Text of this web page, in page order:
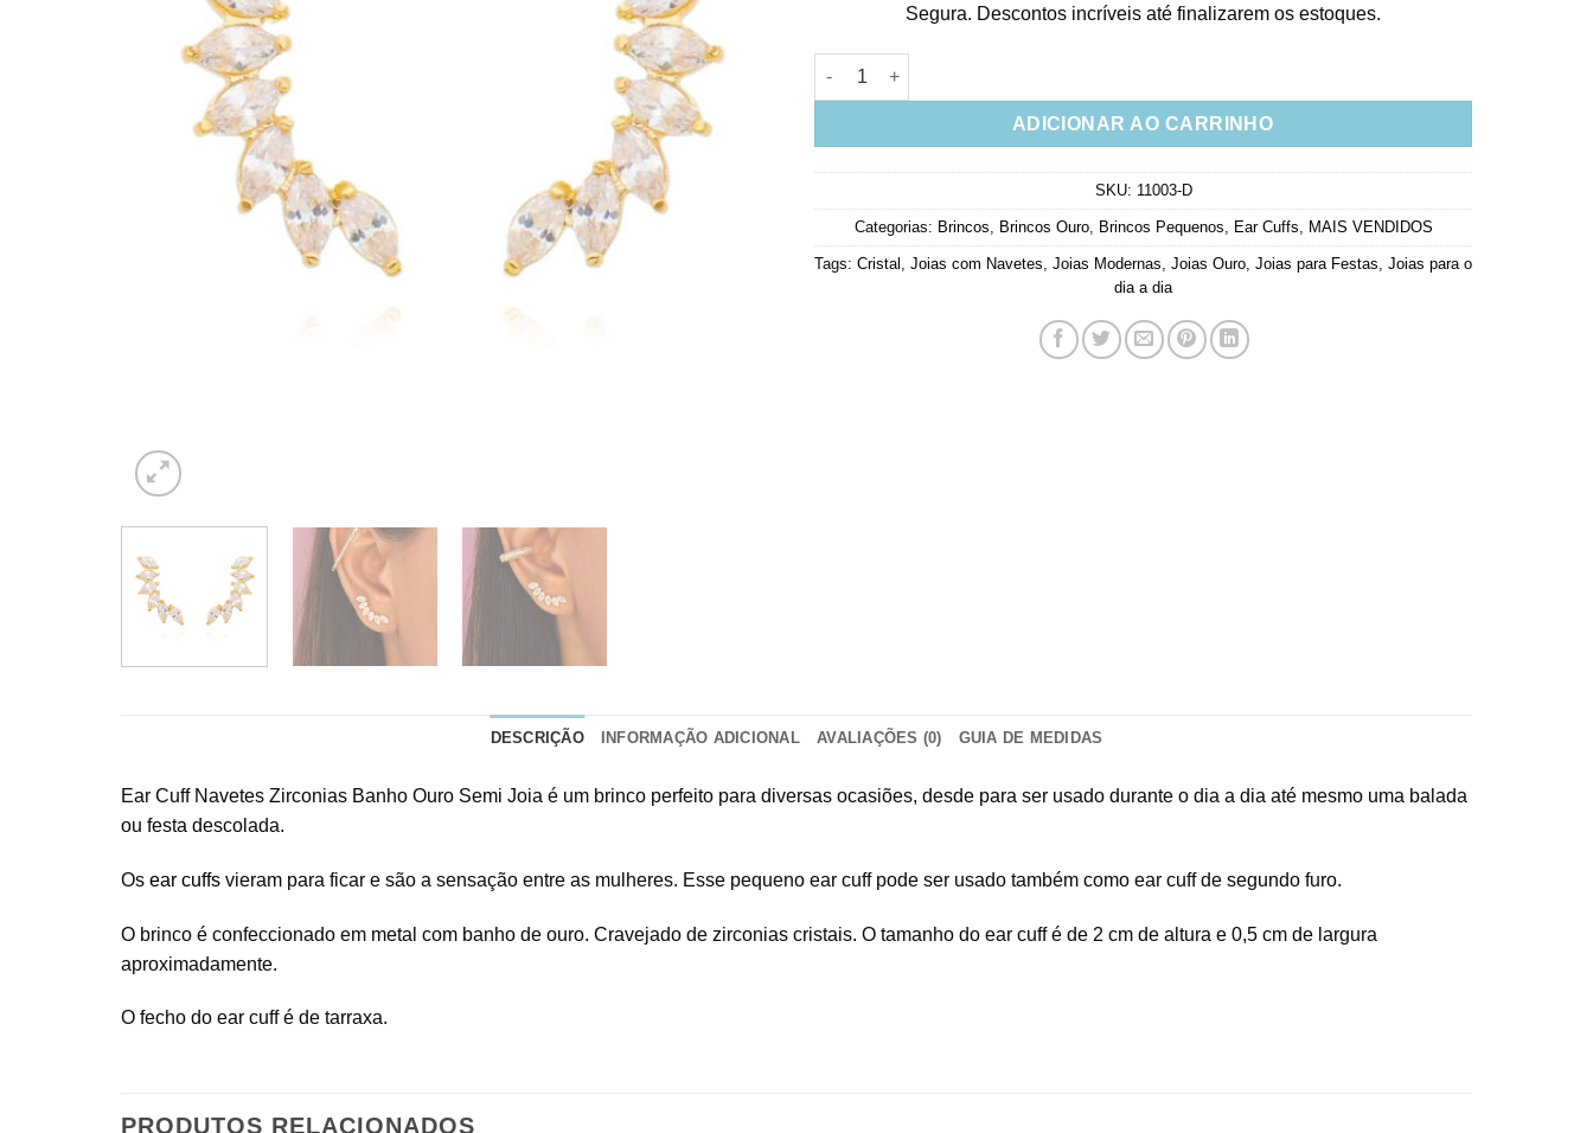
Segura. Descontos incríveis até finalizarem os estoques.
Ear Cuff Navetes Zirconias Banho Ouro Semi Joia quantidade
ADICIONAR AO CARRINHO
SKU: 11003-D
Categorias: Brincos Brincos Ouro, Brincos Pequenos Ear Cuffs MAIS VENDIDOS
Tags: Cristal Joias com Navetes Joias Modernas Joias Ouro Joias para Festas Joias para o
dia a dia
DESCRIÇÃO INFORMAÇÃO ADICIONAL AVALIAÇÕES (0) GUIA DE MEDIDAS
Ear Cuff Navetes Zirconias Banho Ouro Semi Joia é um brinco perfeito para diversas ocasiões, desde para ser usado durante o dia a dia até mesmo uma balada
ou festa descolada.
Os ear cuffs vieram para ficar e são a sensação entre as mulheres. Esse pequeno ear cuff pode ser usado também como ear cuff de segundo furo.
O brinco é confeccionado em metal com banho de ouro. Cravejado de zirconias cristais. O tamanho do ear cuff é de 2 cm de altura e 0,5 cm de largura
aproximadamente.
O fecho do ear cuff é de tarraxa.
PRODUTOS RELACIONADOS